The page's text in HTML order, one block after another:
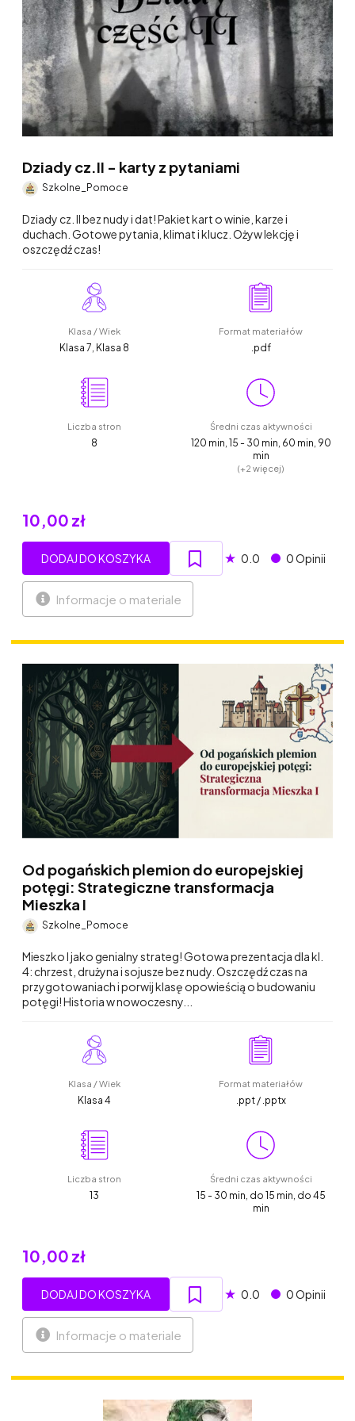
Dziady cz.II - karty z pytaniami
Szkolne_Pomoce
Dziady cz. II bez nudy i dat! Pakiet kart o winie, karze i
duchach. Gotowe pytania, klimat i klucz. Ożyw lekcję i
oszczędź czas!
Klasa / Wiek
Klasa 7, Klasa 8
Format materiałów
.pdf
Liczba stron
8
Średni czas aktywności
120 min, 15 - 30 min, 60 min, 90
min
(+2 więcej)
10,00 zł
DODAJ DO KOSZYKA ★ 0.0 0 Opinii
Informacje o materiale
Od pogańskich plemion do europejskiej
potęgi: Strategiczne transformacja
Mieszka I
Szkolne_Pomoce
Mieszko I jako genialny strateg! Gotowa prezentacja dla kl.
4: chrzest, drużyna i sojusze bez nudy. Oszczędź czas na
przygotowaniach i porwij klasę opowieścią o budowaniu
potęgi! Historia w nowoczesny...
Klasa / Wiek
Klasa 4
Format materiałów
.ppt / .pptx
Liczba stron
13
Średni czas aktywności
15 - 30 min, do 15 min, do 45
min
10,00 zł
DODAJ DO KOSZYKA ★ 0.0 0 Opinii
Informacje o materiale